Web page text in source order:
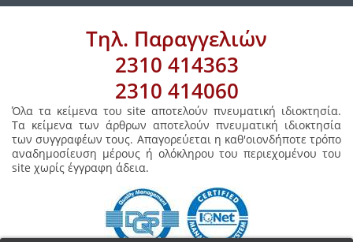
Τηλ. Παραγγελιών
2310 414363
2310 414060
Όλα τα κείμενα του site αποτελούν πνευματική ιδιοκτησία.
Τα κείμενα των άρθρων αποτελούν πνευματική ιδιοκτησία
των συγγραφέων τους. Απαγορεύεται η καθ'οιονδήποτε τρόπο
αναδημοσίευση μέρους ή ολόκληρου του περιεχομένου του
site χωρίς έγγραφη άδεια.